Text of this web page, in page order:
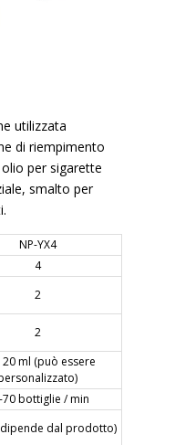
utilizzata
di riempimento
per sigarette
smalto per
NP-YX4
4
2
2
ml (può essere
70 bottiglie / min
dal prodotto)